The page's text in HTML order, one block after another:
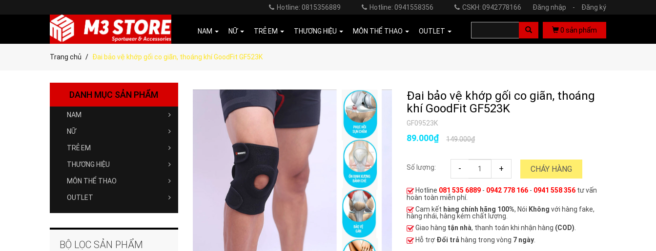
Hotline: 0815356889 Hotline: 0941558356 CSKH: 0942778166 Đăng nhập - Đăng ký
NAM NỮ TRẺ EM THƯƠNG HIỆU MÔN THỂ THAO OUTLET 0 sản phẩm
Trang chủ Đai bảo vệ khớp gối co giãn, thoáng khí GoodFit GF523K
Đai bảo vệ khớp gối co giãn, thoáng
khí GoodFit GF523K
GF09523K
149.000₫
89.000₫
Số lượng: - + CHÁY HÀNG
Hotline 081 535 6889 - 0942 778 166 - 0941 558 356 tư vấn
hoàn toàn miễn phí.
Cam kết hàng chính hãng 100%, Nói Không với hàng fake,
hàng nhái, hàng kém chất lượng.
Giao hàng tận nhà, thanh toán khi nhận hàng (COD).
Hỗ trợ Đổi trả hàng trong vòng 7 ngày
DANH MỤC SẢN PHẨM
NAM
NỮ
TRẺ EM
THƯƠNG HIỆU
MÔN THỂ THAO
OUTLET
BỘ LỌC SẢN PHẨM